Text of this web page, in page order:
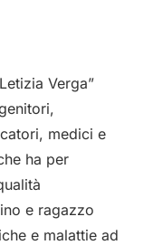
Verga”
medici e
ha per
e ragazzo
e malattie ad